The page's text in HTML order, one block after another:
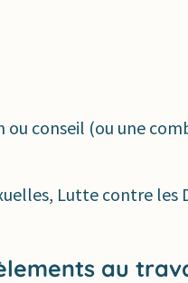
conseil (ou une
Lutte contre les
au